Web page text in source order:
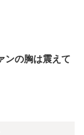
ンの胸は震えて